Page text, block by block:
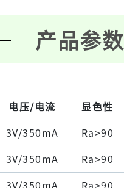
产品参数
电压/电流 显色性
3V/350mA Ra>90
3V/350mA Ra>90
3V/350mA Ra>90